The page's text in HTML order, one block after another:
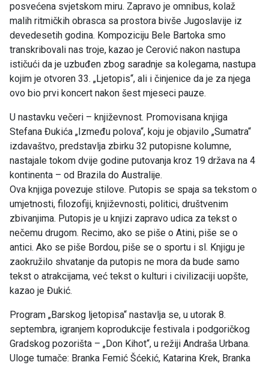
posvećena svjetskom miru. Zapravo je omnibus, kolaž
malih ritmičkih obrasca sa prostora bivše Jugoslavije iz
devedesetih godina. Kompoziciju Bele Bartoka smo
transkribovali nas troje, kazao je Cerović nakon nastupa
ističući da je uzbuđen zbog saradnje sa kolegama, nastupa
kojim je otvoren 33. „Ljetopis“, ali i činjenice da je za njega
ovo bio prvi koncert nakon šest mjeseci pauze.
U nastavku večeri – književnost. Promovisana knjiga
Stefana Đukića „Između polova“, koju je objavilo „Sumatra“
izdavaštvo, predstavlja zbirku 32 putopisne kolumne,
nastajale tokom dvije godine putovanja kroz 19 država na 4
kontinenta – od Brazila do Australije.
Ova knjiga povezuje stilove. Putopis se spaja sa tekstom o
umjetnosti, filozofiji, književnosti, politici, društvenim
zbivanjima. Putopis je u knjizi zapravo udica za tekst o
nečemu drugom. Recimo, ako se piše o Atini, piše se o
antici. Ako se piše Bordou, piše se o sportu i sl. Knjigu je
zaokružilo shvatanje da putopis ne mora da bude samo
tekst o atrakcijama, već tekst o kulturi i civilizaciji uopšte,
kazao je Đukić.
Program „Barskog ljetopisa“ nastavlja se, u utorak 8.
septembra, igranjem koprodukcije festivala i podgoričkog
Gradskog pozorišta – „Don Kihot“, u režiji Andraša Urbana.
Uloge tumače: Branka Femić Šćekić, Katarina Krek, Branka